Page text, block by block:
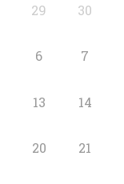
29 30
6 7
13 14
20 21